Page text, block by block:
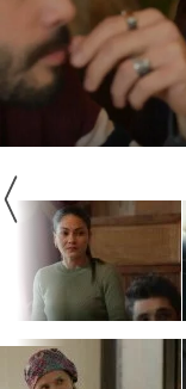
Sevilaj napusti